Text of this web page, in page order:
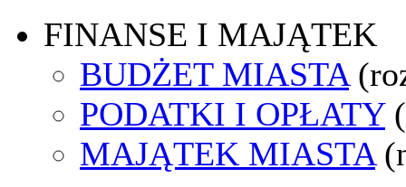
FINANSE I MAJĄTEK
BUDŻET MIASTA
PODATKI I OPŁATY
MAJĄTEK MIASTA